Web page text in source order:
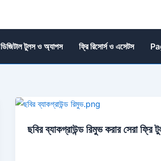
ডিজিটাল টুলস ও অ্যাপস ফ্রি রিসোর্স ও এসেটস
ছবির ব্যাকগ্রাউন্ড রিমুভ করার সেরা ফ্রি